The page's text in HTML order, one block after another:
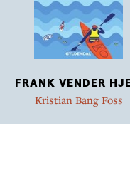
FRANK VENDER
Kristian Bang Foss